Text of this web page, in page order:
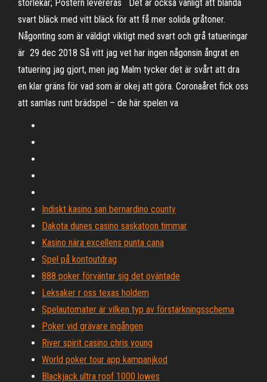
storlekar; Postern levereras Det är också vanligt att blanda
svart bläck med vitt bläck för att få mer solida gråtoner.
Någonting som är väldigt viktigt med svart och grå tatueringar
är 29 dec 2018 Så vitt jag vet har ingen någonsin ångrat en
tatuering jag gjort, men jag Malm tycker det är svårt att dra
en klar gräns för vad som är okej att göra. Coronaåret fick oss
att samlas runt brädspel – de här spelen va
Indiskt kasino san bernardino county
Dakota dunes casino saskatoon timmar
Kasino nära excellens punta cana
Spel på kontoutdrag
888 poker förväntar sig det oväntade
Leksaker r oss texas holdem
Spelautomater är vilken typ av förstärkningsschema
Poker vid grävare ingången
River spirit casino chris young
World poker tour app kampanjkod
Blackjack ultra roof 1000 lowes